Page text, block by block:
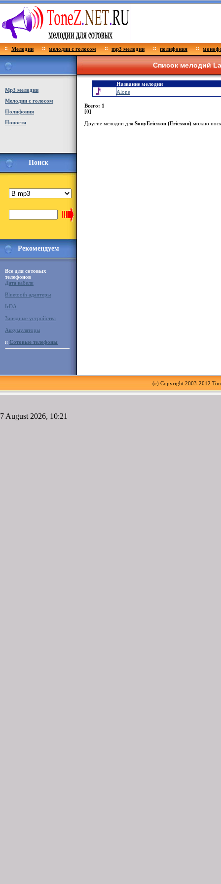
Мелодии мелодии с голосом mp3 мелодии полифония
Мp3 мелодии
Мелодии с голосом
Полифония
Новости
Поиск
Рекомендуем
Все для сотовых
телефонов
Дата кабели
Bluetooth адаптеры
IrDA
Зарядные устройства
Аккумуляторы
и Сотовые телефоны
Список мелодий
Название мелодии
Alone
Всего: 1
[0]
Другие мелодии для SonyEricsson (Ericsson) можно
(c) Copyright 2003-2012
7 August 2026, 10:21